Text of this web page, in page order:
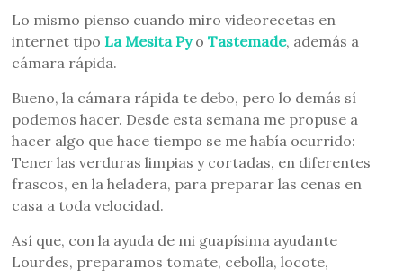
Lo mismo pienso cuando miro videorecetas en
internet tipoLa Mesita PyoTastemade, además a
cámara rápida.
Bueno, la cámara rápida te debo, pero lo demás sí
podemos hacer. Desde esta semana me propuse a
hacer algo que hace tiempo se me había ocurrido:
Tener las verduras limpias y cortadas, en diferentes
frascos, en la heladera, para preparar las cenas en
casa a toda velocidad.
Así que, con la ayuda de mi guapísima ayudante
Lourdes, preparamos tomate, cebolla, locote,